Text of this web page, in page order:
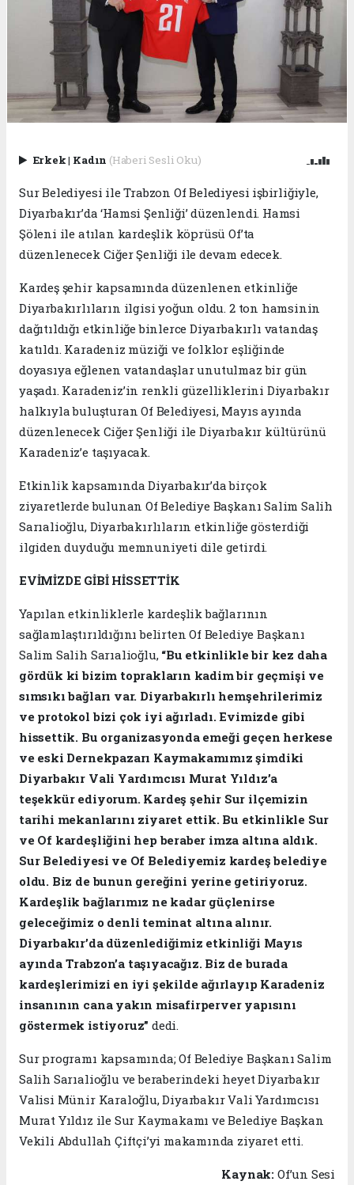
Erkek| Kadın (Haberi Sesli Oku)
Sur Belediyesi ile Trabzon Of Belediyesi işbirliğiyle,
Diyarbakır’da ‘Hamsi Şenliği’ düzenlendi. Hamsi
Şöleni ile atılan kardeşlik köprüsü Of’ta
düzenlenecek Ciğer Şenliği ile devam edecek.
Kardeş şehir kapsamında düzenlenen etkinliğe
Diyarbakırlıların ilgisi yoğun oldu. 2 ton hamsinin
dağıtıldığı etkinliğe binlerce Diyarbakırlı vatandaş
katıldı. Karadeniz müziği ve folklor eşliğinde
doyasıya eğlenen vatandaşlar unutulmaz bir gün
yaşadı. Karadeniz’in renkli güzelliklerini Diyarbakır
halkıyla buluşturan Of Belediyesi, Mayıs ayında
düzenlenecek Ciğer Şenliği ile Diyarbakır kültürünü
Karadeniz’e taşıyacak.
Etkinlik kapsamında Diyarbakır’da birçok
ziyaretlerde bulunan Of Belediye Başkanı Salim Salih
Sarıalioğlu, Diyarbakırlıların etkinliğe gösterdiği
ilgiden duyduğu memnuniyeti dile getirdi.
EVİMİZDE GİBİ HİSSETTİK
Yapılan etkinliklerle kardeşlik bağlarının
sağlamlaştırıldığını belirten Of Belediye Başkanı
Salim Salih Sarıalioğlu, “Bu etkinlikle bir kez daha
gördük ki bizim toprakların kadim bir geçmişi ve
sımsıkı bağları var. Diyarbakırlı hemşehrilerimiz
ve protokol bizi çok iyi ağırladı. Evimizde gibi
hissettik. Bu organizasyonda emeği geçen herkese
ve eski Dernekpazarı Kaymakamımız şimdiki
Diyarbakır Vali Yardımcısı Murat Yıldız’a
teşekkür ediyorum. Kardeş şehir Sur ilçemizin
tarihi mekanlarını ziyaret ettik. Bu etkinlikle Sur
ve Of kardeşliğini hep beraber imza altına aldık.
Sur Belediyesi ve Of Belediyemiz kardeş belediye
oldu. Biz de bunun gereğini yerine getiriyoruz.
Kardeşlik bağlarımız ne kadar güçlenirse
geleceğimiz o denli teminat altına alınır.
Diyarbakır’da düzenlediğimiz etkinliği Mayıs
ayında Trabzon’a taşıyacağız. Biz de burada
kardeşlerimizi en iyi şekilde ağırlayıp Karadeniz
insanının cana yakın misafirperver yapısını
göstermek istiyoruz” dedi.
Sur programı kapsamında; Of Belediye Başkanı Salim
Salih Sarıalioğlu ve beraberindeki heyet Diyarbakır
Valisi Münir Karaloğlu, Diyarbakır Vali Yardımcısı
Murat Yıldız ile Sur Kaymakamı ve Belediye Başkan
Vekili Abdullah Çiftçi’yi makamında ziyaret etti.
Kaynak: Of’un Sesi